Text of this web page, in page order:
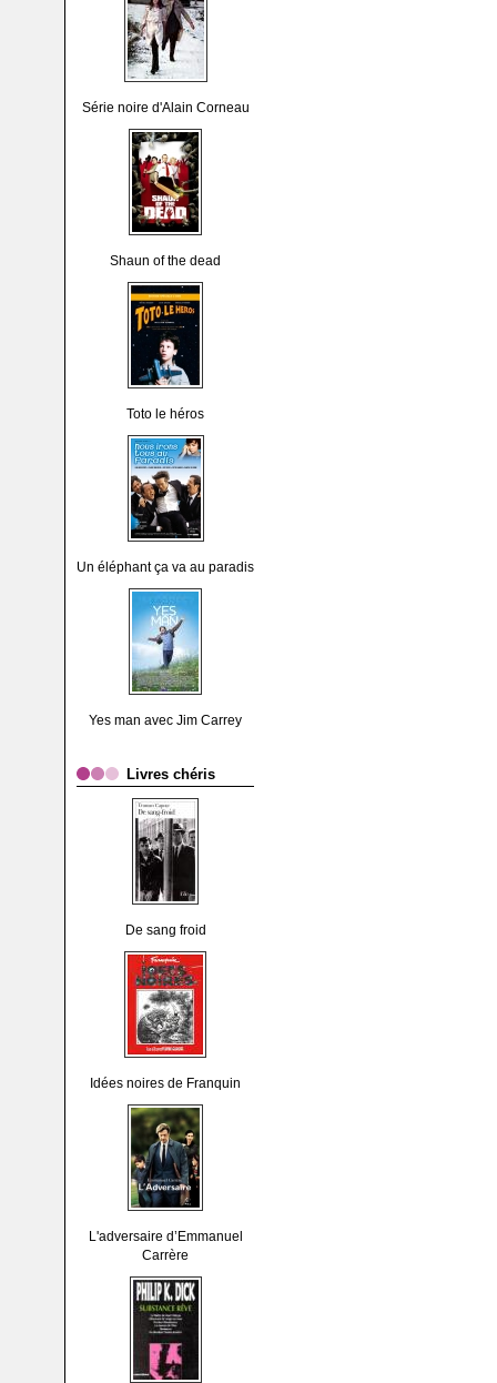
Série noire d'Alain Corneau
Shaun of the dead
Toto le héros
Un éléphant ça va au paradis
Yes man avec Jim Carrey
Livres chéris
De sang froid
Idées noires de Franquin
L'adversaire d’Emmanuel
Carrère